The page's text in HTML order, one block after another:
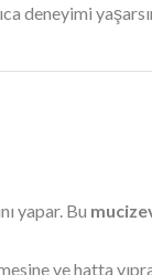
yapar. Bu
ve hatta